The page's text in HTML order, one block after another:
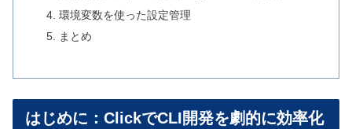
環境変数を使った設定管理
まとめ
はじめに：ClickでCLI開発を劇的に効率化